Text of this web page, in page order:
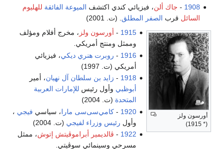
1908
- جاك ألن، فيزيائي كندي اكتشف الميوعة الفائقة للهليوم
السائل قرب الصفر المطلق. (ت. 2001)
أورسون ولز
(* 1915)
1915
- أورسون ولز ، مخرج أفلام ومؤلف
وممثل ومنتج أمريكي.
1916
- روبرت هنري ديكي، فيزيائي
أمريكي (ت. 1997)
1918
- زايد بن سلطان آل نهيان، أمير
أبوظبي وأول رئيس للإمارات العربية
المتحدة (ت. 2004)
1920
- كامي‌سى‌سى مارا، سياسي فيجي ،
وأول رئيس وزراء لفيجي (ت. 2004)
1922
- ڤالديمير أبراموڤيتش إتوش، ممثل
مسرحي وسينمائي سوڤيتي.